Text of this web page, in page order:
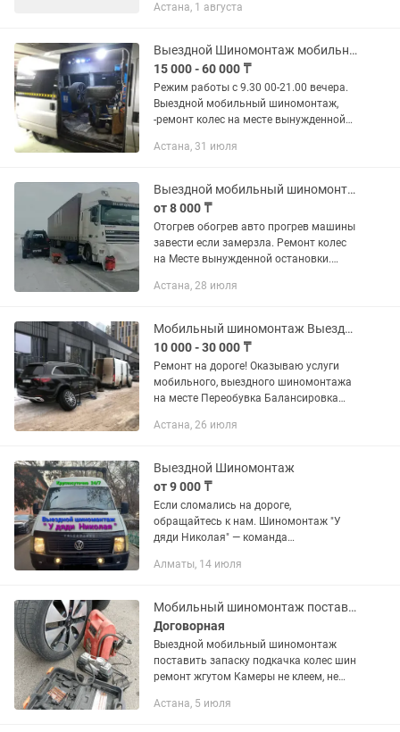
приложение Good Car KZ и ищем
Астана, 1 августа
Выездной Шиномонтаж мобильный шиномонтаж передвижной на выезд вулканизация
15 000 - 60 000 ₸
Режим работы с 9.30 00-21.00 вечера.
Выездной мобильный шиномонтаж,
-ремонт колес на месте вынужденной
-Сезонная замена шин на выезд от
Астана, 31 июля
Выездной мобильный шиномонтаж, отогрев авто
от 8 000 ₸
Отогрев обогрев авто прогрев машины
завести если замерзла. Ремонт колес
на Месте вынужденной остановки.
укомплектованный фургон с
шиномонтажными станками)...
Астана, 28 июля
Мобильный шиномонтаж Выездной шиномонтаж передвижной на выезд
10 000 - 30 000 ₸
Ремонт на дороге! Оказываю услуги
мобильного, выездного шиномонтажа
на месте Переобувка Балансировка
шпилек Съем/установка колес
Прикурить...
Астана, 26 июля
Выездной Шиномонтаж
от 9 000 ₸
Если сломались на дороге,
обращайтесь к нам. Шиномонтаж "У
дяди Николая" — команда
которые всегда готовы приехать на
шиномонтаж 24 часа в...
Алматы, 14 июля
Мобильный шиномонтаж поставить запаску подкачка колес шин
Договорная
Выездной мобильный шиномонтаж
поставить запаску подкачка колес шин
ремонт жгутом Камеры не клеем, не
Астана, 5 июля